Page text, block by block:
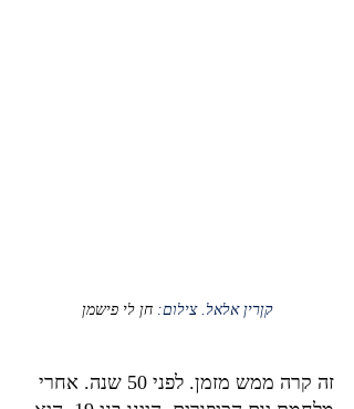
קןרין אלאל. צילום: חן לי פישמן
זה קרה ממש מזמן. לפני 50 שנה. אחרי